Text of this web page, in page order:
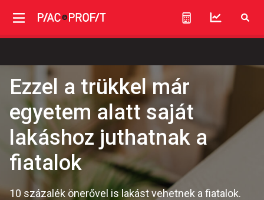
Ezzel a trükkel már
egyetem alatt saját
lakáshoz juthatnak a
fiatalok
10 százalék önerővel is lakást vehetnek a fiatalok.